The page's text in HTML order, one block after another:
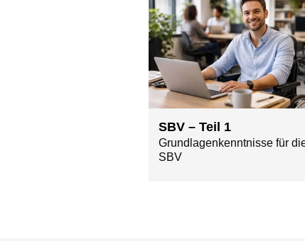
SBV – Teil 1
Grundlagenkenntnisse für
SBV